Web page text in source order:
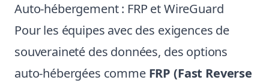
Auto-hébergement : FRP et WireGuard
Pour les équipes avec des exigences de
souveraineté des données, des options
auto-hébergées comme FRP (Fast Reverse